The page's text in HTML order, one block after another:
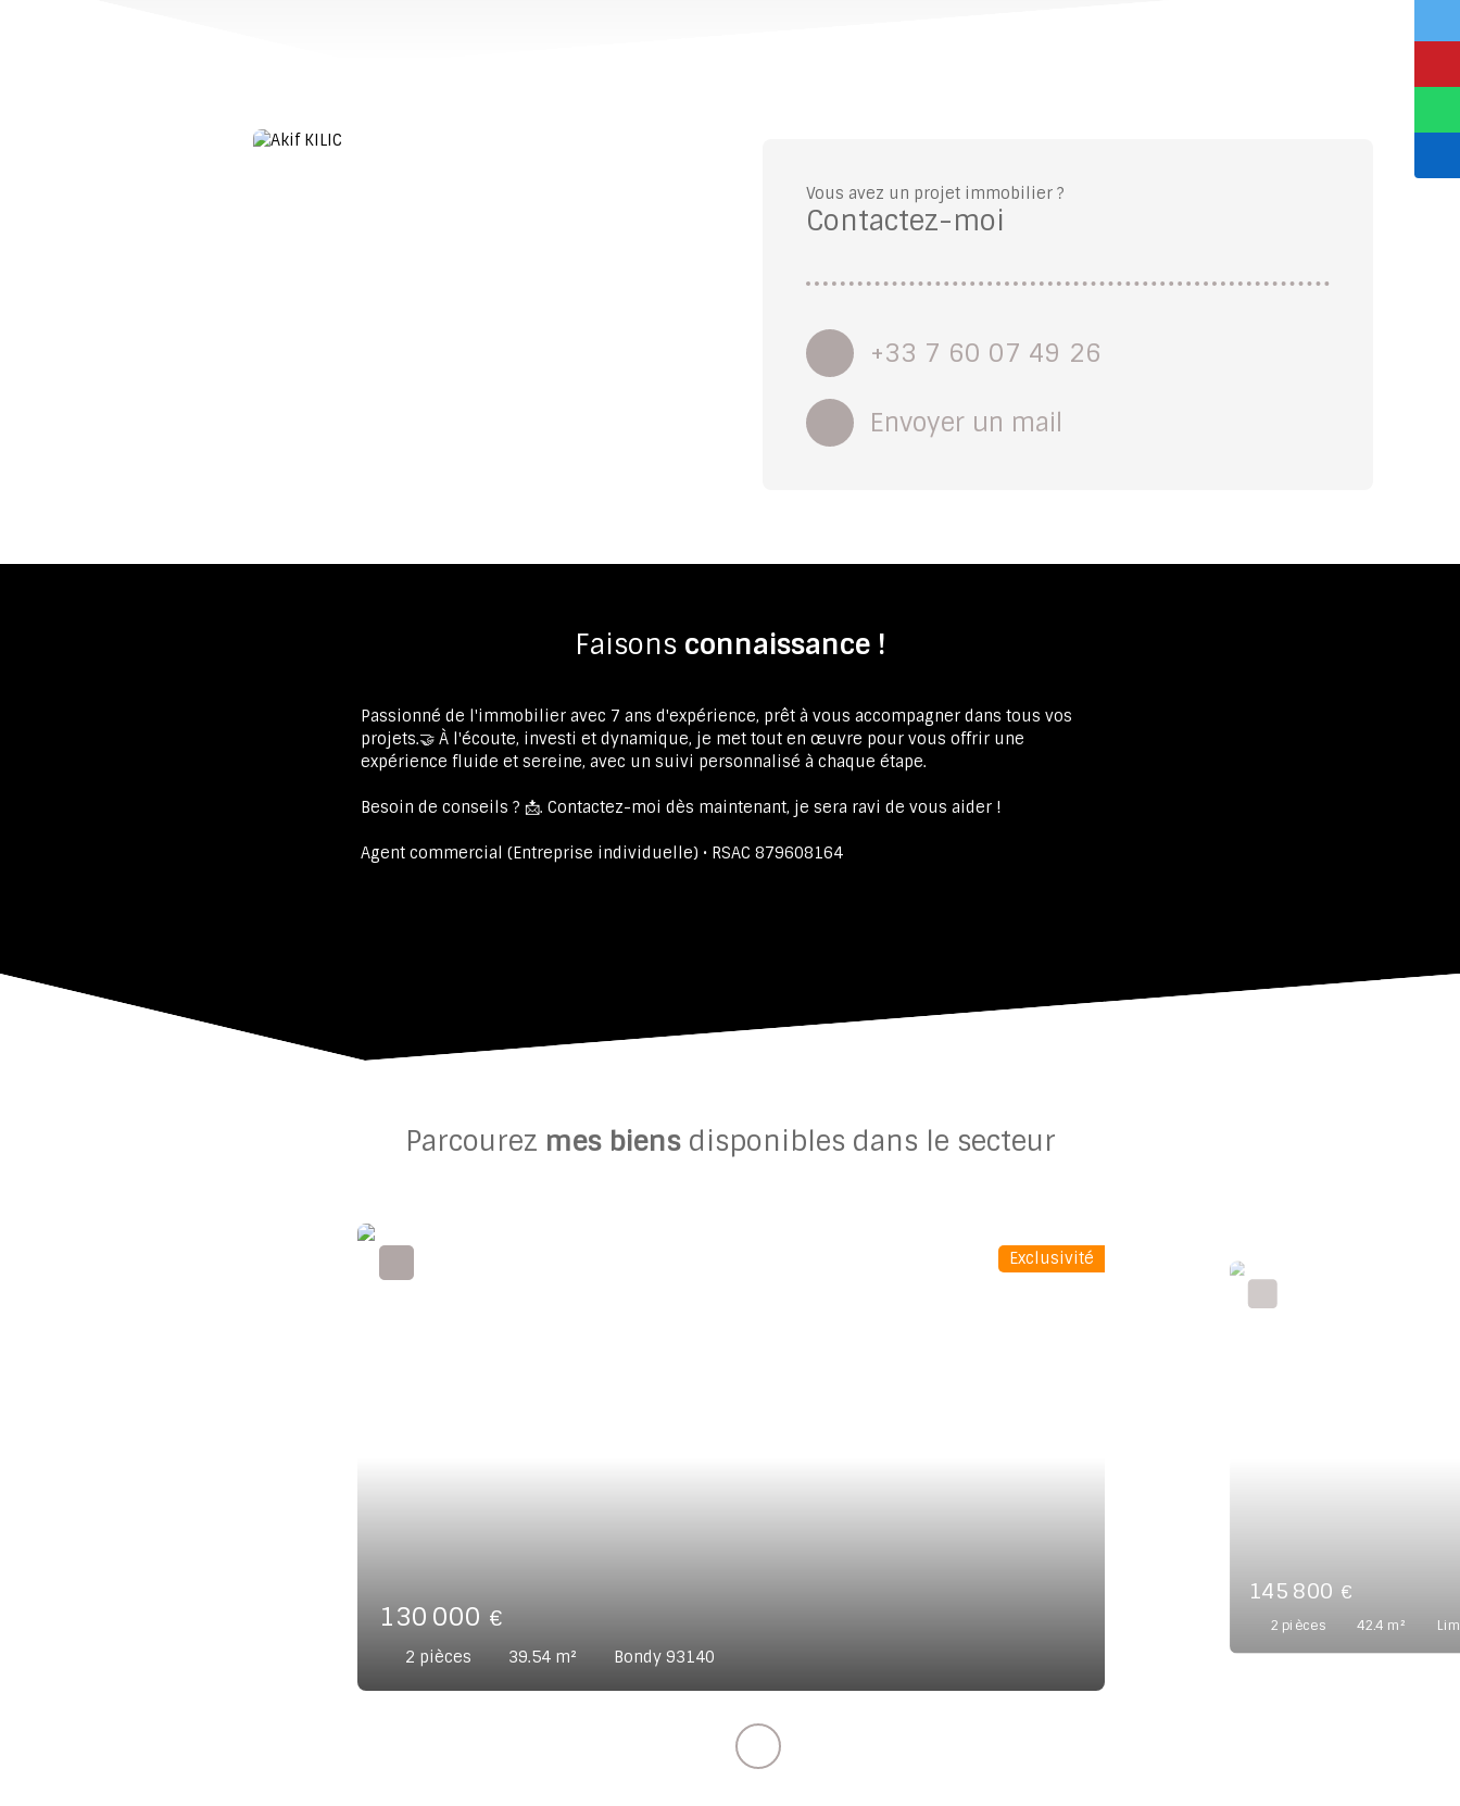
Vous avez un projet immobilier ?
Contactez-moi
+33 7 60 07 49 26
Envoyer un mail
Faisons connaissance !
Passionné de l'immobilier avec 7 ans d'expérience, prêt à vous accompagner dans tous vos
projets.🤝 À l'écoute, investi et dynamique, je met tout en œuvre pour vous offrir une
expérience fluide et sereine, avec un suivi personnalisé à chaque étape.
Besoin de conseils ? 📩. Contactez-moi dès maintenant, je sera ravi de vous aider !
Agent commercial (Entreprise individuelle) • RSAC 879608164
Parcourez mes biensdisponibles dans le secteur
145 800
2pièces 42.4 Limeil-Brévannes 94450
Exclusivité
99 000
6pièces 128.55m²